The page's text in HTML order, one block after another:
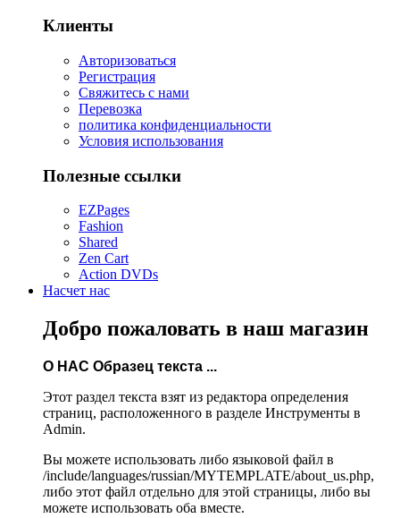
Клиенты
Авторизоваться
Регистрация
Свяжитесь с нами
Перевозка
политика конфиденциальности
Условия использования
Полезные ссылки
EZPages
Fashion
Shared
Zen Cart
Action DVDs
Насчет нас
Добро пожаловать в наш магазин
О НАС Образец текста ...
Этот раздел текста взят из редактора определения
страниц, расположенного в разделе Инструменты в
Admin.
Вы можете использовать либо языковой файл в
/include/languages/russian/MYTEMPLATE/about_us.php,
либо этот файл отдельно для этой страницы, либо вы
можете использовать оба вместе.